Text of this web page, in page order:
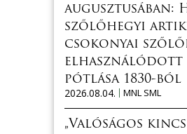
augusztusában:
szőlőhegyi
csokonyai
elhasználódott
pótlása 1830-ból
2026.08.04.
MNL SML
„Valóságos